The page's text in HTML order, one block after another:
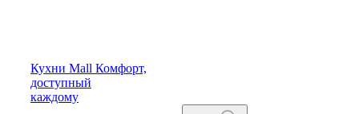
Кухни Mall Комфорт,
доступный
каждому